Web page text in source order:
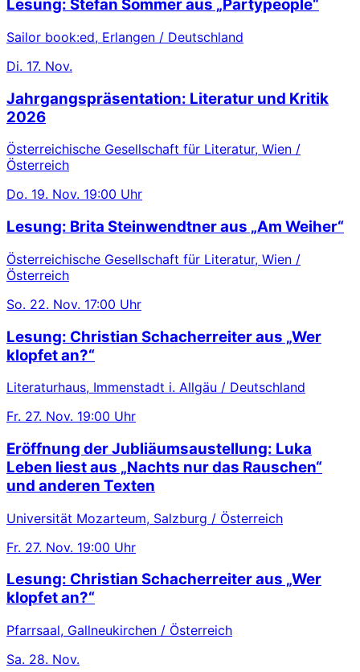
Lesung: Stefan Sommer aus „Partypeople“
Sailor book:ed, Erlangen / Deutschland
Di. 17. Nov.
Jahrgangspräsentation: Literatur und Kritik
2026
Österreichische Gesellschaft für Literatur, Wien /
Österreich
Do. 19. Nov. 19:00 Uhr
Lesung: Brita Steinwendtner aus „Am Weiher“
Österreichische Gesellschaft für Literatur, Wien /
Österreich
So. 22. Nov. 17:00 Uhr
Lesung: Christian Schacherreiter aus „Wer
klopfet an?“
Literaturhaus, Immenstadt i. Allgäu / Deutschland
Fr. 27. Nov. 19:00 Uhr
Eröffnung der Jubliäumsaustellung: Luka
Leben liest aus „Nachts nur das Rauschen“
und anderen Texten
Universität Mozarteum, Salzburg / Österreich
Fr. 27. Nov. 19:00 Uhr
Lesung: Christian Schacherreiter aus „Wer
klopfet an?“
Pfarrsaal, Gallneukirchen / Österreich
Sa. 28. Nov.